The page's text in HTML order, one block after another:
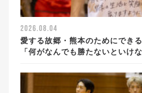
2026.08.04
愛する故郷・熊本のためにでき
「何がなんでも勝たないとい